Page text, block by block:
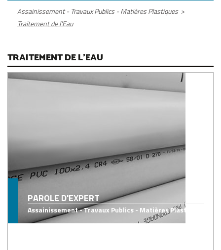
Assainissement - Travaux Publics - Matières Plastiques >
Traitement de l'Eau
TRAITEMENT DE L'EAU
PAROLE D'EXPERT
Assainissement - Travaux Publics - Matières Plastiques